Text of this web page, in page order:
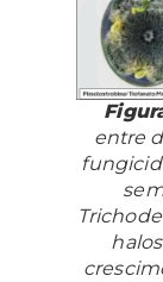
entre